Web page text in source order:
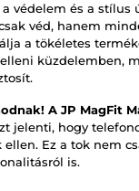
a védelem és a stílus
véd, hanem
a tökéletes
küzdelemben,
A JP MagFit
jelenti, hogy
Ez a tok nem
is.